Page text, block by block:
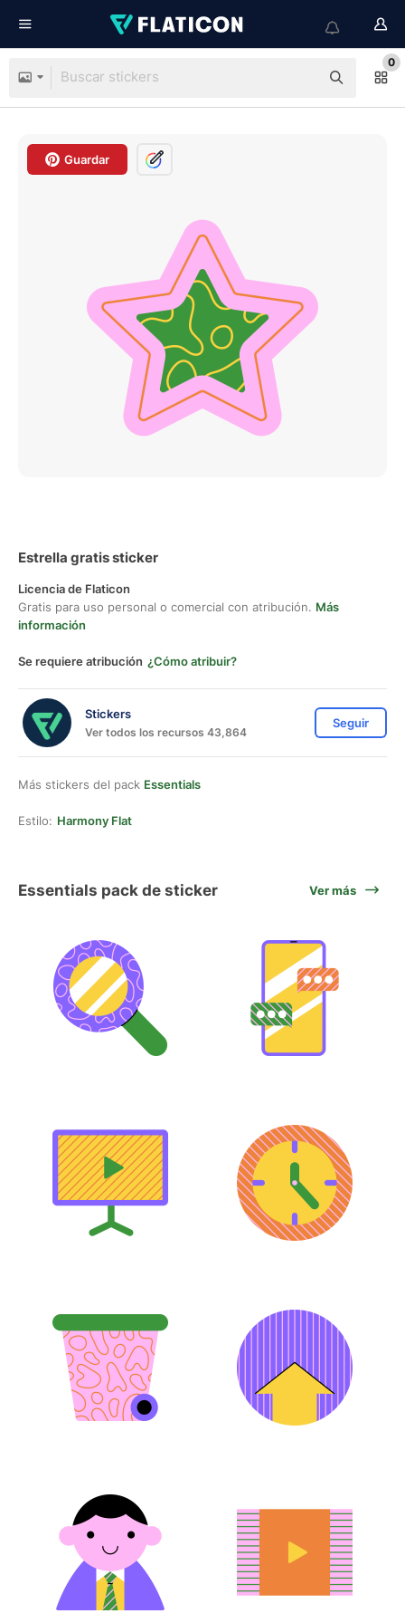
0
Guardar
Estrella gratis sticker
Licencia de Flaticon
Gratis para uso personal o comercial con atribución. Más
información
Se requiere atribución ¿Cómo atribuir?
Stickers
Ver todos los recursos 43,864
Seguir
Más stickers del pack Essentials
Estilo: Harmony Flat
Essentials pack de sticker Ver más